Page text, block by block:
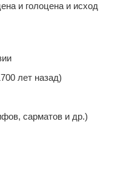
и голоцена и исход
лет назад)
сарматов и др.)